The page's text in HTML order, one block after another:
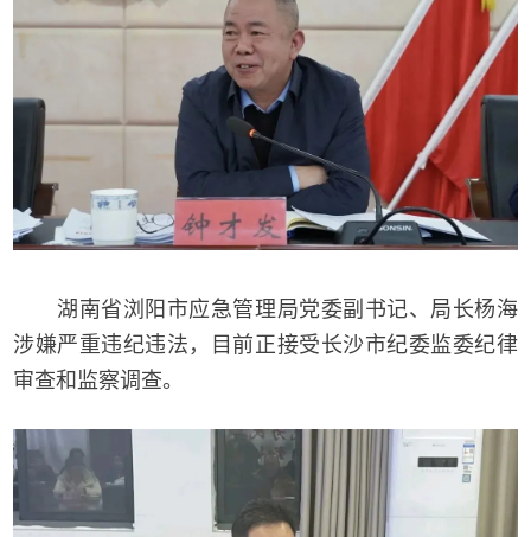
湖南省浏阳市应急管理局党委副书记、局长杨海
涉嫌严重违纪违法，目前正接受长沙市纪委监委纪律
审查和监察调查。